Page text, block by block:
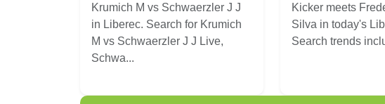
Krumich M vs Schwaerzler J J
in Liberec. Search for Krumich
M vs Schwaerzler J J Live,
Schwa...
Kicker meets
Silva in today's
Search trends